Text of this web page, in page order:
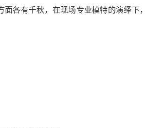
各有千秋，在现场专业模特的演绎下